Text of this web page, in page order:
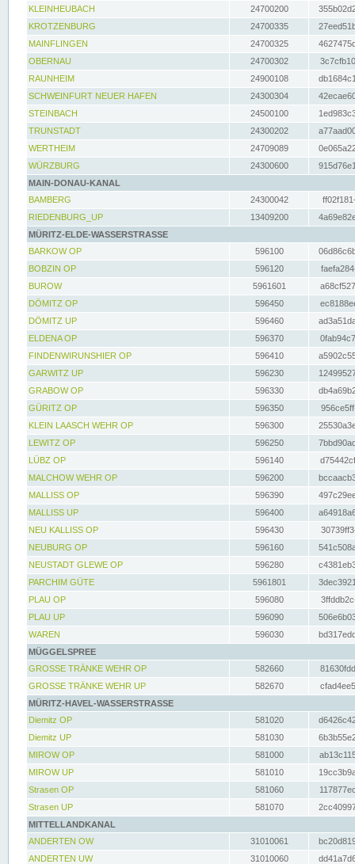
KLEINHEUBACH 24700200
KROTZENBURG
24700335
MAINFLINGEN
24700325
OBERNAU
24700302
RAUNHEIM
24900108
SCHWEINFURT NEUER HAFEN
24300304
STEINBACH
24500100
TRUNSTADT
24300202
WERTHEIM
24709089
WÜRZBURG
24300600
MAIN-DONAU-KANAL
BAMBERG
24300042
RIEDENBURG_UP
13409200
MÜRITZ-ELDE-WASSERSTRASSE
BARKOW OP
596100
BOBZIN OP
596120
BUROW
5961601
DÖMITZ OP
596450
DÖMITZ UP
596460
ELDENA OP
596370
FINDENWIRUNSHIER OP
596410
GARWITZ UP
596230
GRABOW OP
596330
GÜRITZ OP
596350
KLEIN LAASCH WEHR OP
596300
LEWITZ OP
596250
LÜBZ OP
596140
MALCHOW WEHR OP
596200
MALLISS OP
596390
MALLISS UP
596400
NEU KALLISS OP
596430
NEUBURG OP
596160
NEUSTADT GLEWE OP
596280
PARCHIM GÜTE
5961801
PLAU OP
596080
PLAU UP
596090
WAREN
596030
MÜGGELSPREE
GROSSE TRÄNKE WEHR OP
582660
GROSSE TRÄNKE WEHR UP
582670
MÜRITZ-HAVEL-WASSERSTRASSE
Diemitz OP
581020
Diemitz UP
581030
MIROW OP
581000
MIROW UP
581010
Strasen OP
581060
Strasen UP
581070
MITTELLANDKANAL
ANDERTEN OW
31010061
ANDERTEN UW
31010060